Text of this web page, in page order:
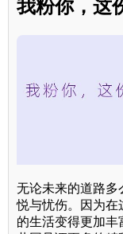
我粉你，这
无论未来的道路多
悦与忧伤。因为在
的生活变得更加丰